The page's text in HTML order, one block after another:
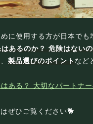
に使用する方が日本でも
あるのか？ 危険はないの
、 製品選びのポイント など
ある？ 大切なパートナ
ぜひご覧ください🐕